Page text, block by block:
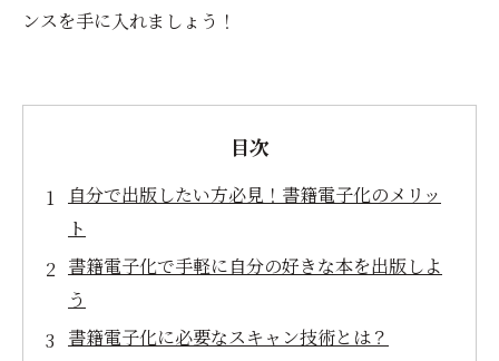
ンスを手に入れましょう！
目次
自分で出版したい方必見！書籍電子化のメリッ
ト
書籍電子化で手軽に自分の好きな本を出版しよ
う
書籍電子化に必要なスキャン技術とは？